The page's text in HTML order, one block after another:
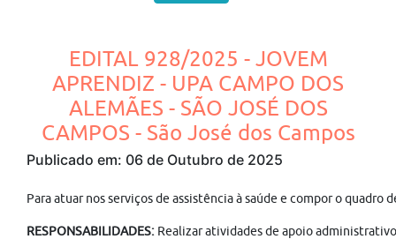
EDITAL 928/2025 - JOVEM
APRENDIZ - UPA CAMPO DOS
ALEMÃES - SÃO JOSÉ DOS
CAMPOS - São José dos Campos
Publicado em: 06 de Outubro de 2025
Para atuar nos serviços de assistência à saúde e compor o quadro
RESPONSABILIDADES: Realizar atividades de apoio